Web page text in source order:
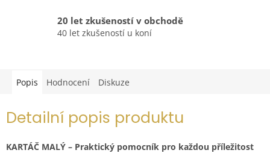
20 let zkušeností v obchodě
40 let zkušeností u koní
Popis Hodnocení Diskuze
Detailní popis produktu
KARTÁČ MALÝ – Praktický pomocník pro každou příležitost